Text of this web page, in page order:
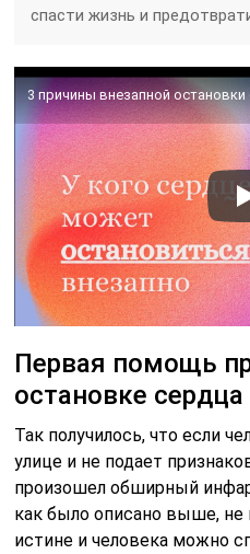
спасти жизнь и
3 причины внезапной остановки
Первая помощь
остановке сердца
Так получилось, что если
улице и не подает
произошел обширный
как было описано выше, не
истине и человека можно